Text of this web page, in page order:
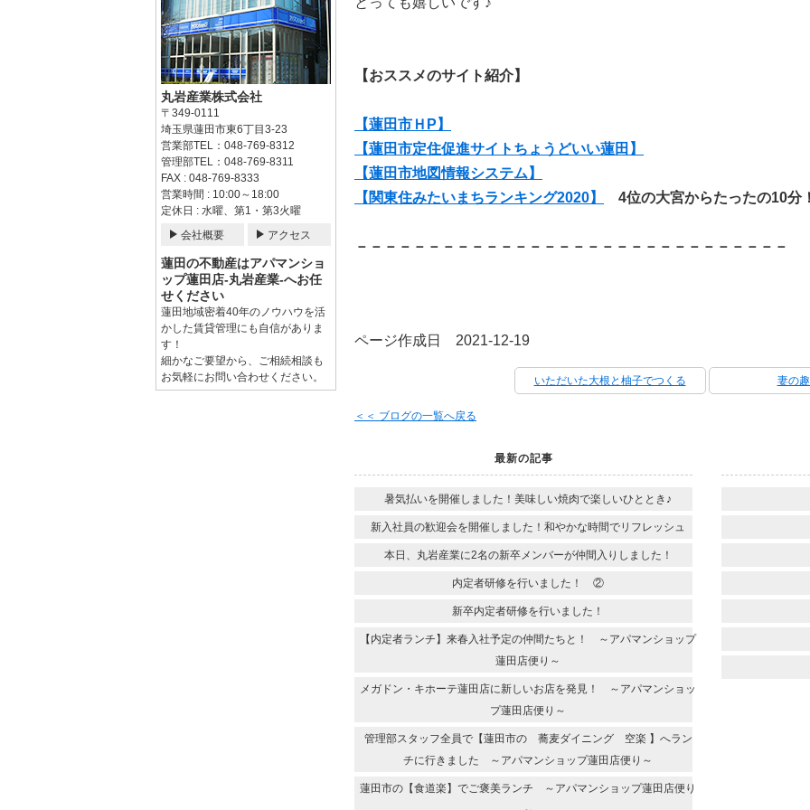
【おススメのサイト紹介】
【蓮田市ＨP】
【蓮田市定住促進サイトちょうどいい蓮田】
【蓮田市地図情報システム】
【関東住みたいまちランキング2020】
4位の大宮からたったの10分
－－－－－－－－－－－－－－－－－－－－－－－－－－－－－－
ページ作成日 2021-12-19
いただいた大根と柚子でつくる 妻の
＜＜ ブログの一覧へ戻る
最新の記事
暑気払いを開催しました！美味しい焼肉で楽しいひととき♪
新入社員の歓迎会を開催しました！和やかな時間でリフレッシュ
本日、丸岩産業に2名の新卒メンバーが仲間入りしました！
内定者研修を行いました！ ②
新卒内定者研修を行いました！
【内定者ランチ】来春入社予定の仲間たちと！ ～アパマンショップ
蓮田店便り～
メガドン・キホーテ蓮田店に新しいお店を発見！ ～アパマンショッ
プ蓮田店便り～
管理部スタッフ全員で【蓮田市の 蕎麦ダイニング 空楽 】へラン
チに行きました ～アパマンショップ蓮田店便り～
蓮田市の【食道楽】でご褒美ランチ ～アパマンショップ蓮田店便り
丸岩産業株式会社
〒349-0111
埼玉県蓮田市東6丁目3-23
営業部TEL：048-769-8312
管理部TEL：048-769-8311
FAX : 048-769-8333
営業時間 : 10:00～18:00
定休日 : 水曜、第1・第3火曜
会社概要
アクセス
蓮田の不動産はアパマンショ
ップ蓮田店-丸岩産業-へお任
せください
蓮田地域密着40年のノウハウを活
かした賃貸管理にも自信がありま
す！
細かなご要望から、ご相続相談も
お気軽にお問い合わせください。